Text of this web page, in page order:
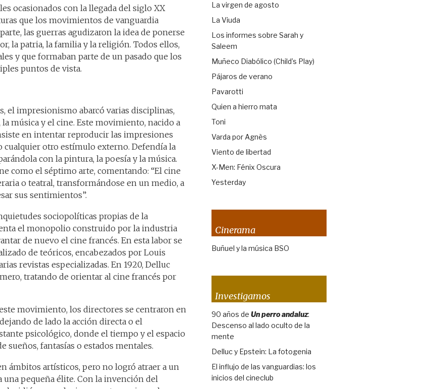
ocasionados con la llegada del siglo XX
que los movimientos de vanguardia
las guerras agudizaron la idea de ponerse
la patria, la familia y la religión. Todos ellos,
y que formaban parte de un pasado que los
puntos de vista.
el impresionismo abarcó varias disciplinas,
música y el cine. Este movimiento, nacido a
en intentar reproducir las impresiones
cualquier otro estímulo externo. Defendía la
con la pintura, la poesía y la música.
como el séptimo arte, comentando: “El cine
o teatral, transformándose en un medio, a
sus sentimientos”.
sociopolíticas propias de la
el monopolio construido por la industria
de nuevo el cine francés. En esta labor se
de teóricos, encabezados por Louis
revistas especializadas. En 1920, Delluc
tratando de orientar al cine francés por
movimiento, los directores se centraron en
de lado la acción directa o el
psicológico, donde el tiempo y el espacio
sueños, fantasías o estados mentales.
ámbitos artísticos, pero no logró atraer a un
una pequeña élite. Con la invención del
La virgen de agosto
La Viuda
Los informes sobre Sarah y
Saleem
Muñeco Diabólico (Child’s Play)
Pájaros de verano
Pavarotti
Quien a hierro mata
Toni
Varda por Agnès
Viento de libertad
X-Men: Fénix Oscura
Yesterday
Cinerama
Buñuel y la música BSO
Investigamos
90 años de Un perro andaluz:
Descenso al lado oculto de la
mente
Delluc y Epstein: La fotogenia
El influjo de las vanguardias: los
inicios del cineclub